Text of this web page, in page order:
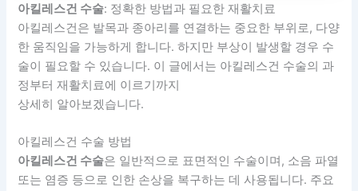
아킬레스건 수술: 정확한 방법과 필요한 재활치료
아킬레스건은 발목과 종아리를 연결하는 중요한 부위로, 다양
한 움직임을 가능하게 합니다. 하지만 부상이 발생할 경우 수
술이 필요할 수 있습니다. 이 글에서는 아킬레스건 수술의 과
정부터 재활치료에 이르기까지
상세히 알아보겠습니다.
아킬레스건 수술 방법
아킬레스건 수술은 일반적으로 표면적인 수술이며, 소음 파열
또는 염증 등으로 인한 손상을 복구하는 데 사용됩니다. 주요